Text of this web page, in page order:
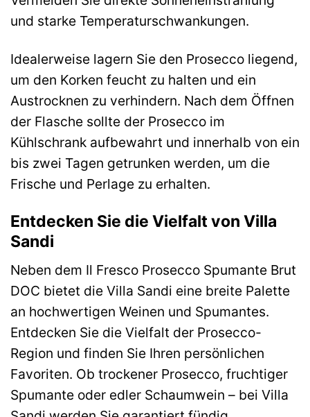
und starke Temperaturschwankungen.
Idealerweise lagern Sie den Prosecco liegend,
um den Korken feucht zu halten und ein
Austrocknen zu verhindern. Nach dem Öffnen
der Flasche sollte der Prosecco im
Kühlschrank aufbewahrt und innerhalb von ein
bis zwei Tagen getrunken werden, um die
Frische und Perlage zu erhalten.
Entdecken Sie die Vielfalt von Villa
Sandi
Neben dem Il Fresco Prosecco Spumante Brut
DOC bietet die Villa Sandi eine breite Palette
an hochwertigen Weinen und Spumantes.
Entdecken Sie die Vielfalt der Prosecco-
Region und finden Sie Ihren persönlichen
Favoriten. Ob trockener Prosecco, fruchtiger
Spumante oder edler Schaumwein – bei Villa